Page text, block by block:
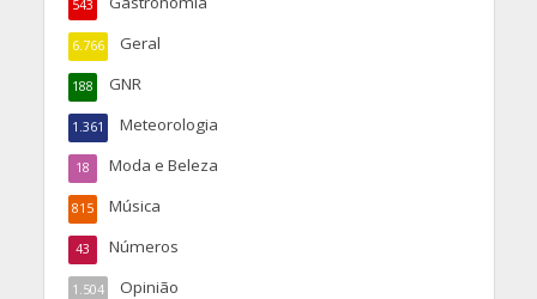
543
Geral
6.766
GNR
188
Meteorologia
1.361
Moda e Beleza
18
Música
815
Números
43
Opinião
1.504